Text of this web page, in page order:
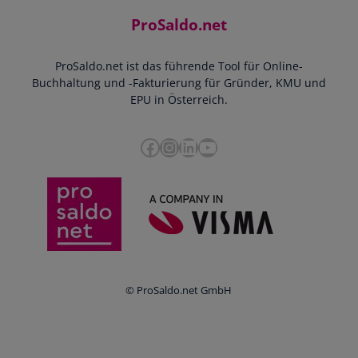
Presse
Datenschutz
Doppelte Buchführung
Bankdatenimport
Zusammenarbeit mit Steuerberater
e-Rechnung an den Bund
Blog
Ratgeber
Newsletter
ProSaldo.net
ProSaldo.net ist das führende Tool für Online-
Buchhaltung und -Fakturierung für Gründer, KMU und
EPU in Österreich.
Facebook InstagramLinkedIn YouTube
© ProSaldo.net GmbH